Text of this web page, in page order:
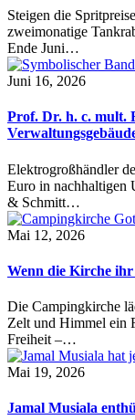
Steigen die
zweimonatige
Ende Juni…
Juni 16, 2026
Prof. Dr. h. c. mult.
Elektrogroßhändler
Euro in nachhaltigen
& Schmitt…
Mai 12, 2026
Wenn die Kirche
Die Campingkirche
Zelt und Himmel ein
Freiheit –…
Mai 19, 2026
Jamal Musiala